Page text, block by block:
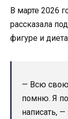
В марте 2026
рассказала
фигуре и
— Всю свою
помню. Я
написать, —